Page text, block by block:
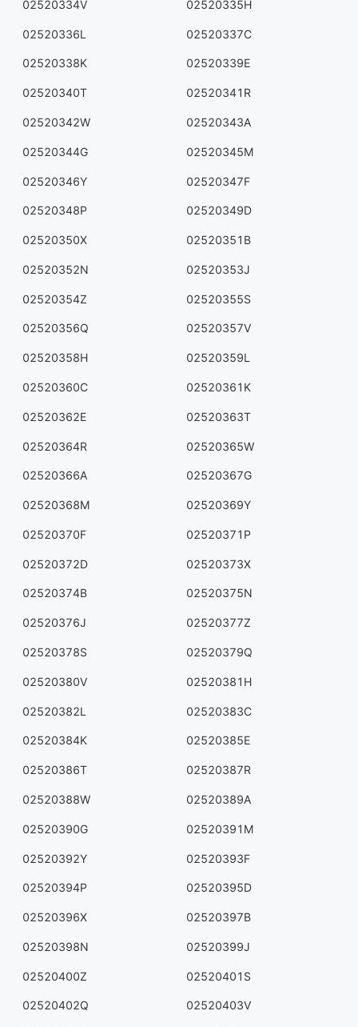
02520334V 02520335H
02520336L 02520337C
02520338K 02520339E
02520340T 02520341R
02520342W 02520343A
02520344G 02520345M
02520346Y 02520347F
02520348P 02520349D
02520350X 02520351B
02520352N 02520353J
02520354Z 02520355S
02520356Q 02520357V
02520358H 02520359L
02520360C 02520361K
02520362E 02520363T
02520364R 02520365W
02520366A 02520367G
02520368M 02520369Y
02520370F 02520371P
02520372D 02520373X
02520374B 02520375N
02520376J 02520377Z
02520378S 02520379Q
02520380V 02520381H
02520382L 02520383C
02520384K 02520385E
02520386T 02520387R
02520388W 02520389A
02520390G 02520391M
02520392Y 02520393F
02520394P 02520395D
02520396X 02520397B
02520398N 02520399J
02520400Z 02520401S
02520402Q 02520403V